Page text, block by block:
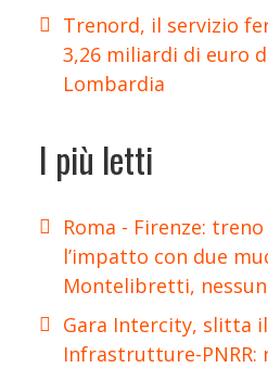
Trenord, il servizio
3,26 miliardi di euro
Lombardia
I più letti
Roma - Firenze:
l’impatto con due
Montelibretti,
Gara Intercity, slitta
Infrastrutture-PNRR: